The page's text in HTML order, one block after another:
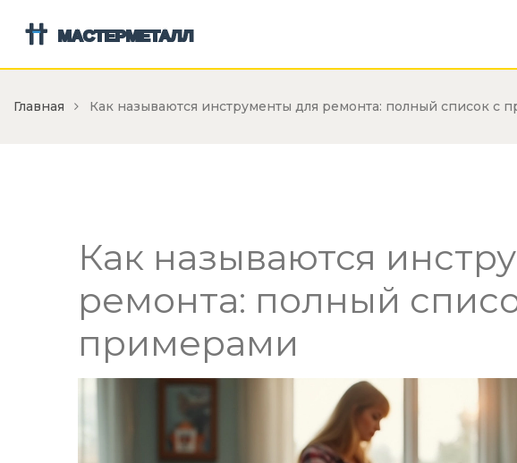
Главная Как называются инструменты для ремонта: полный список с
Как называются
ремонта: полный
примерами